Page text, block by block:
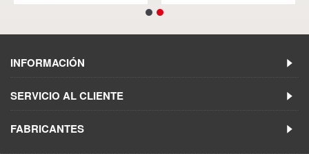
INFORMACIÓN
SERVICIO AL CLIENTE
FABRICANTES